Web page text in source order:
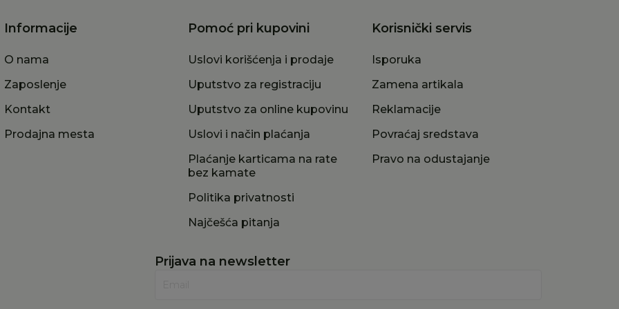
Informacije
O nama
Zaposlenje
Kontakt
Prodajna mesta
Pomoć pri kupovini
Uslovi korišćenja i prodaje
Uputstvo za registraciju
Uputstvo za online kupovinu
Uslovi i način plaćanja
Plaćanje karticama na rate
bez kamate
Politika privatnosti
Najčešća pitanja
Korisnički servis
Isporuka
Zamena artikala
Reklamacije
Povraćaj sredstava
Pravo na odustajanje
Prijava na newsletter